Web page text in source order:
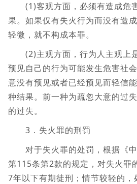
(1)客观方面，必须有造成危
果。如果仅有失火行为而没有造
轻微，就不构成本罪。
(2)主观方面，行为人主观上
预见自己的行为可能发生危害社
意没有预见或者已经预见而轻信
种结果。前一种为疏忽大意的过
的过失。
3．失火罪的刑罚
对于失火罪的处罚，根据《中
第115条第2款的规定，对失火罪
7年以下有期徒刑；情节较轻的